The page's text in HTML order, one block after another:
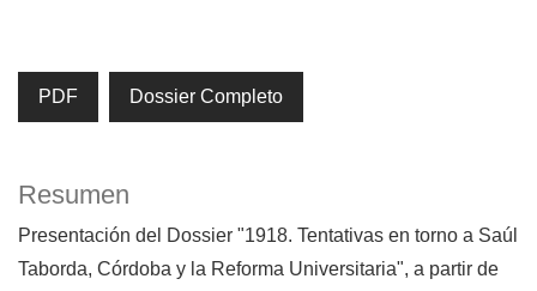
PDF Dossier Completo
Resumen
Presentación del Dossier "1918. Tentativas en torno a Saúl
Taborda, Córdoba y la Reforma Universitaria", a partir de